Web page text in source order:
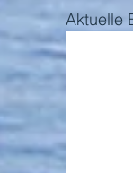
Aktuelle